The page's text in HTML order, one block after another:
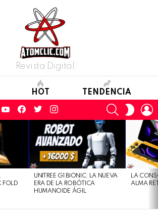
Revista Digital
HOT TENDENCIA
YouTubeFacebook
TwitterInstagram SEARCH
SKIN
FOLD
UNITREE G1 BIONIC: LA NUEVA
ERA DE LA ROBÓTICA
HUMANOIDE ÁGIL
LA
ALMA